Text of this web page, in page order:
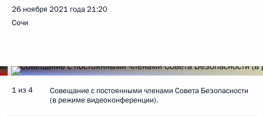
26 ноября 2021 года21:20
Сочи
1 из 4
Совещание с постоянными членами Совета Безопасности
(в режиме видеоконференции).